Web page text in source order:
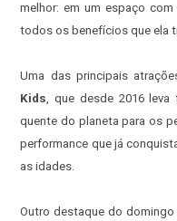
melhor: em um espaço
todos os benefícios que ela
Uma das principais
Kids, que desde 2016
quente do planeta para os
performance que já
as idades.
Outro destaque do